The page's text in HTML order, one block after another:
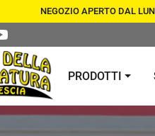
NEGOZIO APERTO DAL
PRODOTTI